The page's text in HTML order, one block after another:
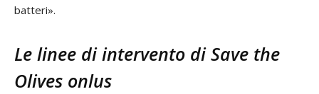
batteri».
Le linee di intervento di Save the
Olives onlus